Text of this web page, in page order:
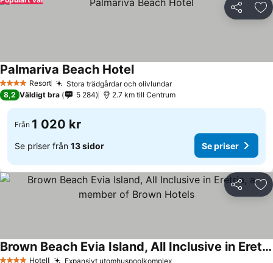
Dela
4 StjärnorResort Stora trädgårdar och olivlundar
Palmariva Beach Hotel
8,2 Väldigt bra 5 284 2.7 km till Centrum
Från 1 020 kr
Se priser från 13 sidor Se priser
Dela
Hotell Expansivt utomhuspoolkomplex
Brown Beach Evia Island, All Inclusive in Eretria, a member of Brown Hotels